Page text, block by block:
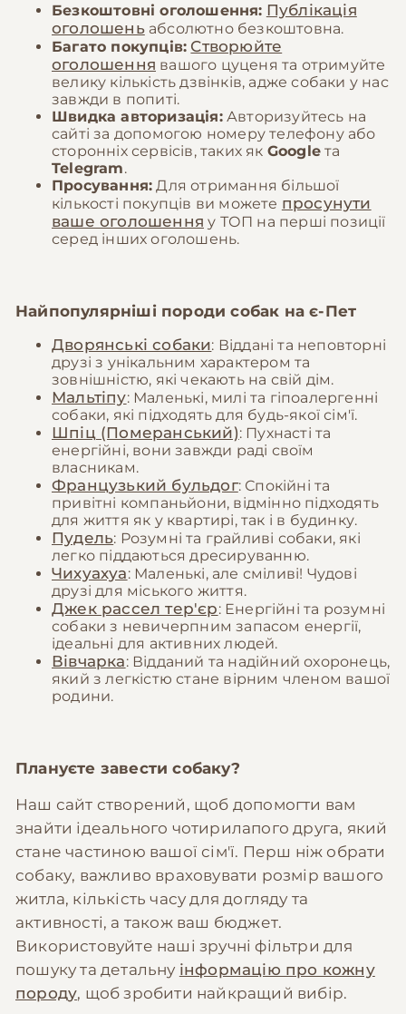
Безкоштовні оголошення: Публікація
оголошеньабсолютно безкоштовна.
Багато покупців: Створюйте
оголошення вашого цуценя та отримуйте
велику кількість дзвінків, адже собаки у нас
завжди в попиті.
Швидка авторизація:Авторизуйтесь на
сайті за допомогою номеру телефону або
сторонніх сервісів, таких як Google та
Telegram.
Просування: Для отримання більшої
кількості покупців ви можете просунути
ваше оголошення у ТОП на перші позиції
серед інших оголошень.
Найпопулярніші породи собак нає-Пет
Дворянські собаки: Віддані та неповторні
друзі з унікальним характером та
зовнішністю, які чекають на свій дім.
Мальтіпу: Маленькі, милі та гіпоалергенні
собаки, які підходять для будь-якої сім'ї.
Шпіц (Померанський): Пухнасті та
енергійні, вони завжди раді своїм
власникам.
Французький бульдог: Спокійні та
привітні компаньйони, відмінно підходять
для життя як у квартирі, так і в будинку.
Пудель: Розумні та грайливі собаки, які
легко піддаються дресируванню.
Чихуахуа: Маленькі, але сміливі! Чудові
друзі для міського життя.
Джек рассел тер'єр: Енергійні та розумні
собаки з невичерпним запасом енергії,
ідеальні для активних людей.
Вівчарка: Відданий та надійний охоронець,
який з легкістю стане вірним членом вашої
родини.
Плануєте завести собаку?
Наш сайт створений, щоб допомогти вам
знайти ідеального чотирилапого друга, який
стане частиною вашої сім'ї. Перш ніж обрати
собаку, важливо враховувати розмір вашого
житла, кількість часу для догляду та
активності, а також ваш бюджет.
Використовуйте наші зручні фільтри для
пошуку та детальну інформацію про кожну
породу, щоб зробити найкращий вибір.